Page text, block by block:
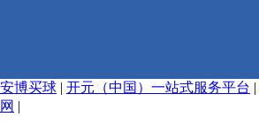
安博买球 | 开元（中国）一站式服务平台 |
网 |